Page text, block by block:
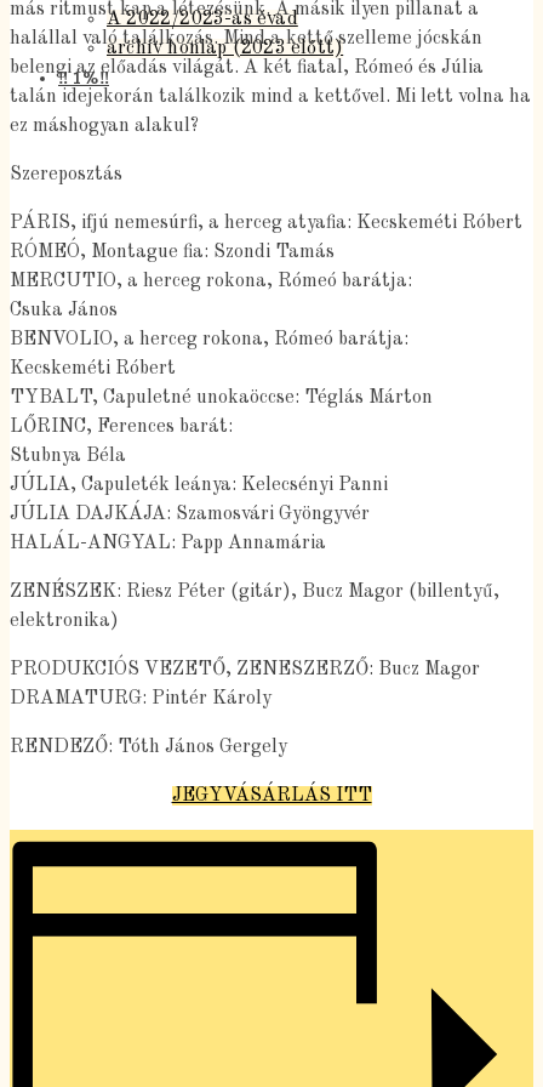
A 2022/2023-as évad
archív honlap (2023 előtt)
‼️ 1%‼️
más ritmust kap a létezésünk. A másik ilyen pillanat a
halállal való találkozás. Mind a kettő szelleme jócskán
belengi az előadás világát. A két fiatal, Rómeó és Júlia
talán idejekorán találkozik mind a kettővel. Mi lett volna ha
ez máshogyan alakul?
Szereposztás
PÁRIS, ifjú nemesúrfi, a herceg atyafia: Kecskeméti Róbert
RÓMEÓ, Montague fia: Szondi Tamás
MERCUTIO, a herceg rokona, Rómeó barátja:
Csuka János
BENVOLIO, a herceg rokona, Rómeó barátja:
Kecskeméti Róbert
TYBALT, Capuletné unokaöccse: Téglás Márton
LŐRINC, Ferences barát:
Stubnya Béla
JÚLIA, Capuleték leánya: Kelecsényi Panni
JÚLIA DAJKÁJA: Szamosvári Gyöngyvér
HALÁL-ANGYAL: Papp Annamária
ZENÉSZEK: Riesz Péter (gitár), Bucz Magor (billentyű,
elektronika)
PRODUKCIÓS VEZETŐ, ZENESZERZŐ: Bucz Magor
DRAMATURG: Pintér Károly
RENDEZŐ: Tóth János Gergely
JEGYVÁSÁRLÁS ITT